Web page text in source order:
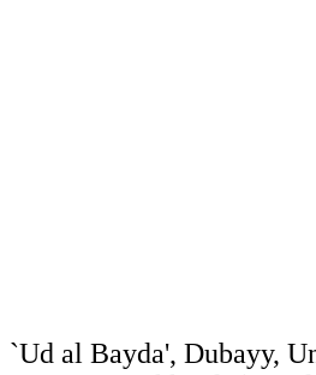
`Ud al Bayda', Dubayy,